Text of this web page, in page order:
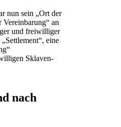
nun sein „Ort der
an
und freiwilliger
eine
Sklaven-
nach